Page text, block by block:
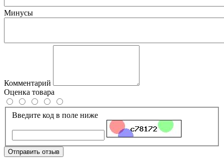
Минусы
Комментарий
Оценка товара
Введите код в поле ниже
Отправить отзыв